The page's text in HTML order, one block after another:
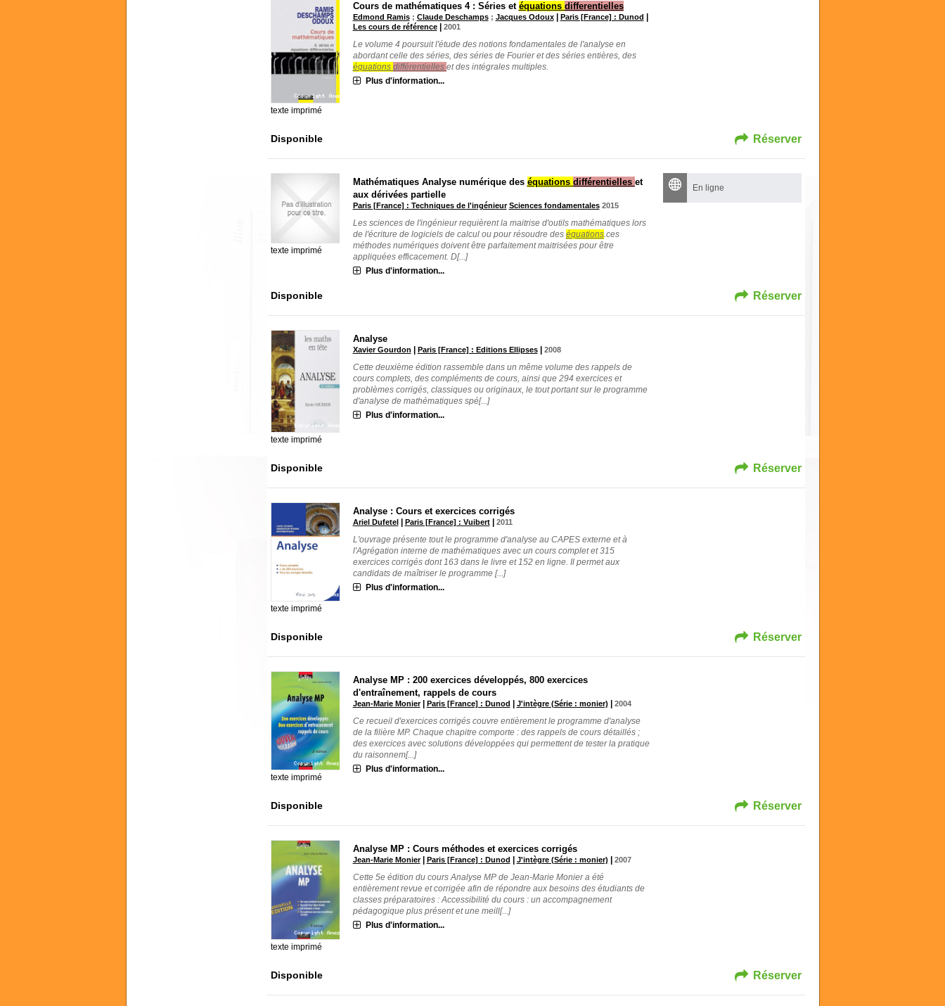
texte imprimé
Cours de mathématiques 4 : Séries et équations differentielles
Edmond Ramis; Claude Deschamps; Jacques Odoux Paris [France] : Dunod
Les cours de référence| 2001
Le volume 4 poursuit l'étude des notions fondamentales de l'analyse en
abordant celle des séries, des séries de Fourier et des séries entières, des
équations différentielles et des intégrales multiples.
Plus d'information...
Réserver
Disponible
texte imprimé
Mathématiques Analyse numérique des équations différentielles et
aux dérivées partielle
Paris [France] : Techniques de l'ingénieur Sciences fondamentales 2015
Les sciences de l'ingénieur requièrent la maitrise d'outils mathématiques lors
de l'écriture de logiciels de calcul ou pour résoudre des équations.ces
méthodes numériques doivent être parfaitement maitrisées pour être
appliquées efficacement. D[...]
Plus d'information...
En ligne
Réserver
Disponible
texte imprimé
Analyse
Xavier Gourdon | Paris [France] : Editions Ellipses| 2008
Cette deuxième édition rassemble dans un même volume des rappels de
cours complets, des compléments de cours, ainsi que 294 exercices et
problèmes corrigés, classiques ou originaux, le tout portant sur le programme
d'analyse de mathématiques spé[...]
Plus d'information...
Réserver
Disponible
texte imprimé
Analyse : Cours et exercices corrigés
Ariel Dufetel Paris [France] : Vuibert| 2011
L'ouvrage présente tout le programme d'analyse au CAPES externe et à
l'Agrégation interne de mathématiques avec un cours complet et 315
exercices corrigés dont 163 dans le livre et 152 en ligne. Il permet aux
candidats de maîtriser le programme [...]
Plus d'information...
Réserver
Disponible
texte imprimé
Analyse MP : 200 exercices développés, 800 exercices
d'entraînement, rappels de cours
Jean-Marie Monier | Paris [France] : Dunod | J'intègre (Série : monier) | 2004
Ce recueil d'exercices corrigés couvre entièrement le programme d'analyse
de la filière MP. Chaque chapitre comporte : des rappels de cours détaillés ;
des exercices avec solutions développées qui permettent de tester la pratique
du raisonnem[...]
Plus d'information...
Réserver
Disponible
texte imprimé
Analyse MP : Cours méthodes et exercices corrigés
Jean-Marie Monier | Paris [France] : Dunod | J'intègre (Série : monier) | 2007
Cette 5e édition du cours Analyse MP de Jean-Marie Monier a été
entièrement revue et corrigée afin de répondre aux besoins des étudiants de
classes préparatoires : Accessibilité du cours : un accompagnement
pédagogique plus présent et une meill[...]
Plus d'information...
Réserver
Disponible